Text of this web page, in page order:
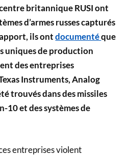
britannique RUSI ont
d’armes russes capturés
ils ontdocumentéque
uniques de production
des entreprises
Instruments, Analog
trouvés dans des missiles
10 et des systèmes de
entreprises violent